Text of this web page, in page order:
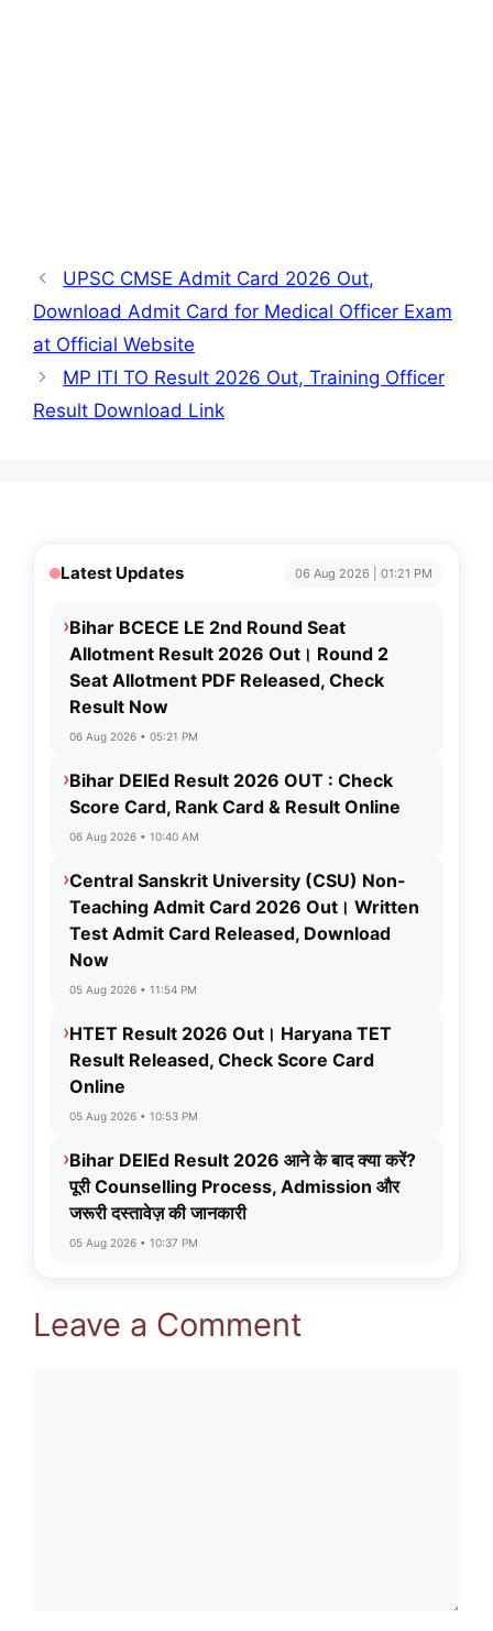
UPSC CMSE Admit Card 2026 Out,
Download Admit Card for Medical Officer Exam
at Official Website
MP ITI TO Result 2026 Out, Training Officer
Result Download Link
Latest Updates 06 Aug 2026 | 01:21 PM
›Bihar BCECE LE 2nd Round Seat
Allotment Result 2026 Out। Round 2
Seat Allotment PDF Released, Check
Result Now
06 Aug 2026 • 05:21 PM
›Bihar DElEd Result 2026 OUT : Check
Score Card, Rank Card & Result Online
06 Aug 2026 • 10:40 AM
›Central Sanskrit University (CSU) Non-
Teaching Admit Card 2026 Out। Written
Test Admit Card Released, Download
Now
05 Aug 2026 • 11:54 PM
›HTET Result 2026 Out। Haryana TET
Result Released, Check Score Card
Online
05 Aug 2026 • 10:53 PM
›Bihar DElEd Result 2026 आने के बाद क्या करें?
पूरी Counselling Process, Admission और
जरूरी दस्तावेज़ की जानकारी
05 Aug 2026 • 10:37 PM
Leave a Comment